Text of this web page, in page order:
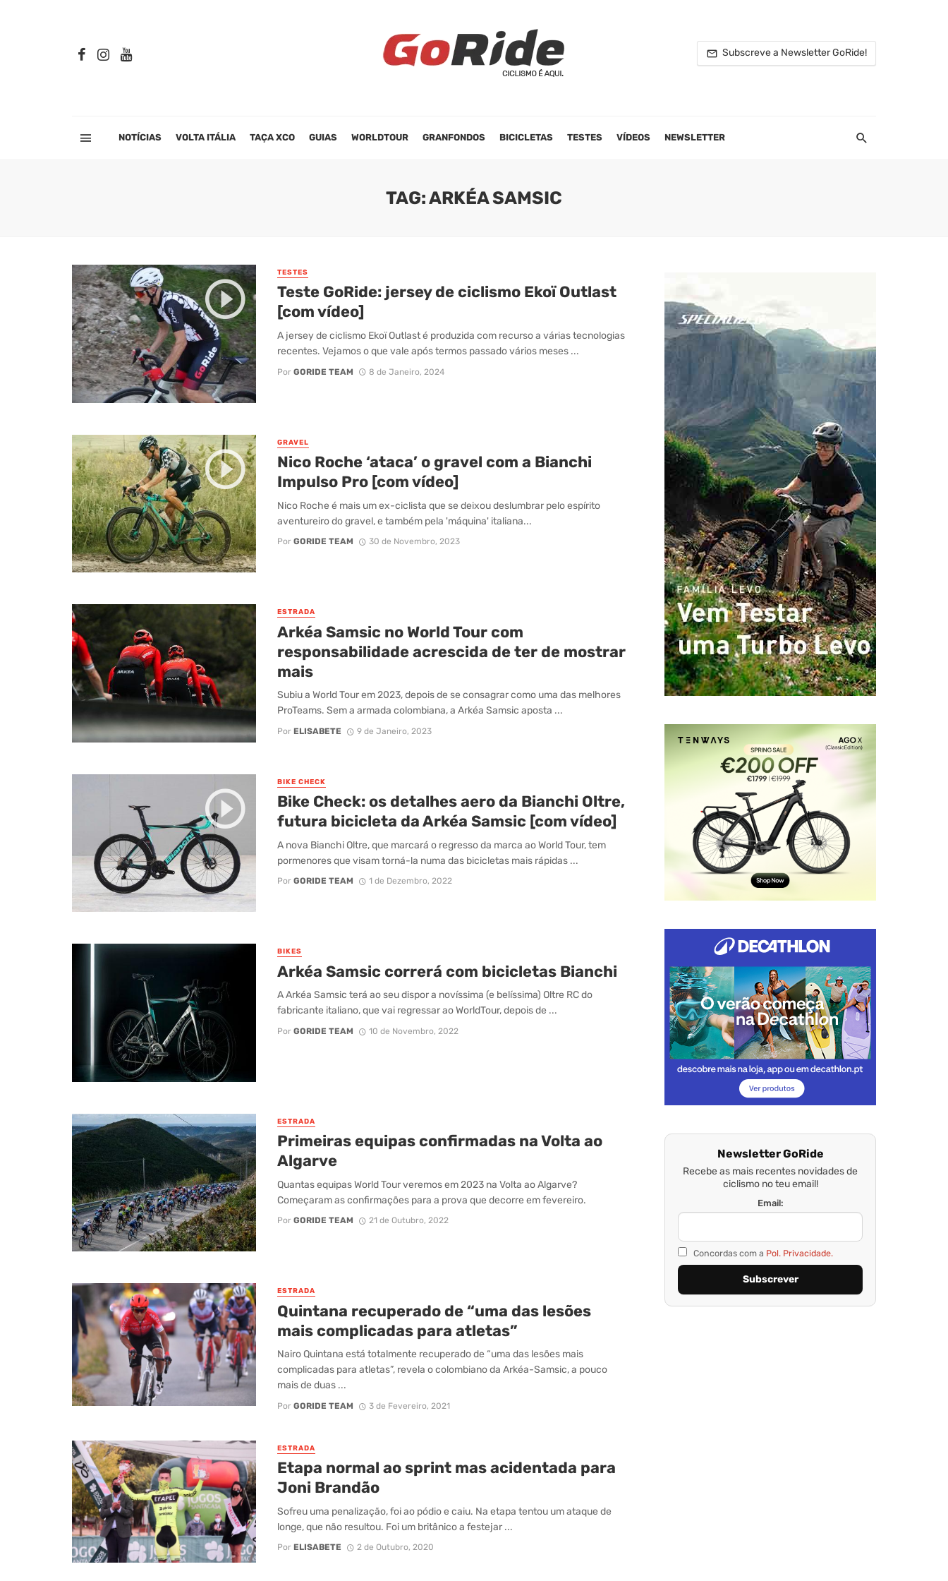
Subscreve a Newsletter GoRide!
NOTÍCIAS VOLTA ITÁLIA TAÇA XCO GUIAS WORLDTOUR GRANFONDOS BICICLETAS TESTES VÍDEOS NEWSLETTER
TAG: ARKÉA SAMSIC
TESTES
Teste GoRide: jersey de ciclismo Ekoï Outlast
[com vídeo]
A jersey de ciclismo Ekoï Outlast é produzida com recurso a várias tecnologias
recentes. Vejamos o que vale após termos passado vários meses ...
Por GORIDE TEAM 8 de Janeiro, 2024
GRAVEL
Nico Roche ‘ataca’ o gravel com a Bianchi
Impulso Pro [com vídeo]
Nico Roche é mais um ex-ciclista que se deixou deslumbrar pelo espírito
aventureiro do gravel, e também pela 'máquina' italiana...
Por GORIDE TEAM 30 de Novembro, 2023
ESTRADA
Arkéa Samsic no World Tour com
responsabilidade acrescida de ter de mostrar
mais
Subiu a World Tour em 2023, depois de se consagrar como uma das melhores
ProTeams. Sem a armada colombiana, a Arkéa Samsic aposta ...
Por ELISABETE 9 de Janeiro, 2023
BIKE CHECK
Bike Check: os detalhes aero da Bianchi Oltre,
futura bicicleta da Arkéa Samsic [com vídeo]
A nova Bianchi Oltre, que marcará o regresso da marca ao World Tour, tem
pormenores que visam torná-la numa das bicicletas mais rápidas ...
Por GORIDE TEAM 1 de Dezembro, 2022
BIKES
Arkéa Samsic correrá com bicicletas Bianchi
A Arkéa Samsic terá ao seu dispor a novíssima (e belíssima) Oltre RC do
fabricante italiano, que vai regressar ao WorldTour, depois de ...
Por GORIDE TEAM 10 de Novembro, 2022
ESTRADA
Primeiras equipas confirmadas na Volta ao
Algarve
Quantas equipas World Tour veremos em 2023 na Volta ao Algarve?
Começaram as confirmações para a prova que decorre em fevereiro.
Por GORIDE TEAM 21 de Outubro, 2022
ESTRADA
Quintana recuperado de “uma das lesões
mais complicadas para atletas”
Nairo Quintana está totalmente recuperado de “uma das lesões mais
complicadas para atletas”, revela o colombiano da Arkéa-Samsic, a pouco
mais de duas ...
Por GORIDE TEAM 3 de Fevereiro, 2021
ESTRADA
Etapa normal ao sprint mas acidentada para
Joni Brandão
Sofreu uma penalização, foi ao pódio e caiu. Na etapa tentou um ataque de
longe, que não resultou. Foi um britânico a festejar ...
Por ELISABETE 2 de Outubro, 2020
Newsletter GoRide
Recebe as mais recentes novidades de
ciclismo no teu email!
Email:
Concordas com a Pol. Privacidade.